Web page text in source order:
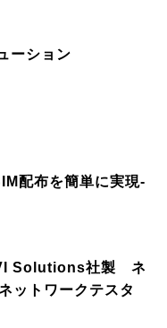
ーション
配布を簡単に実現-
Solutions社製 ネ
ットワークテスタ